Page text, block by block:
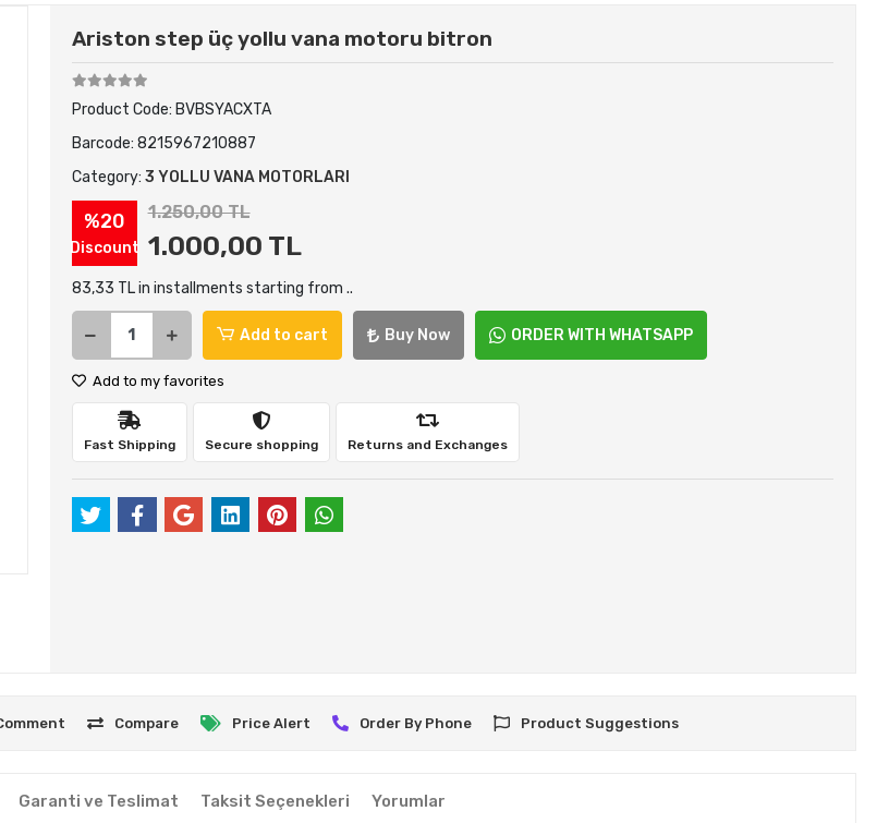
Ariston step üç yollu vana motoru bitron
Product Code: BVBSYACXTA
Barcode: 8215967210887
Category: 3 YOLLU VANA MOTORLARI
%20
Discount
1.250,00 TL
1.000,00 TL
83,33 TL in installments starting from ..
Add to cart Buy Now ORDER WITH WHATSAPP
Add to my favorites
Fast Shipping Secure shopping Returns and Exchanges
Compare Price Alert Order By Phone Product Suggestions
Garanti ve Teslimat Taksit Seçenekleri Yorumlar